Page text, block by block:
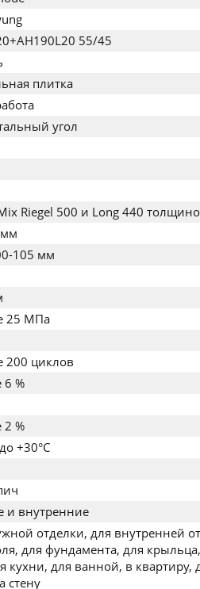
55/45
плитка
угол
Riegel 500 и Long 440
105 мм
25 МПа
200 циклов
6 %
2 %
+30°C
и внутренние
отделки, для внутренней
для фундамента, для
кухни, для ванной, в квартиру,
стену